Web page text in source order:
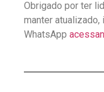
Obrigado por ter
manter atualizado,
WhatsApp